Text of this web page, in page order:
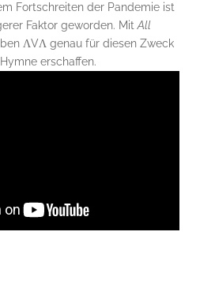
Fortschreiten der Pandemie ist
Faktor geworden. MitAll
ΛVΛ genau für diesen Zweck
erschaffen.